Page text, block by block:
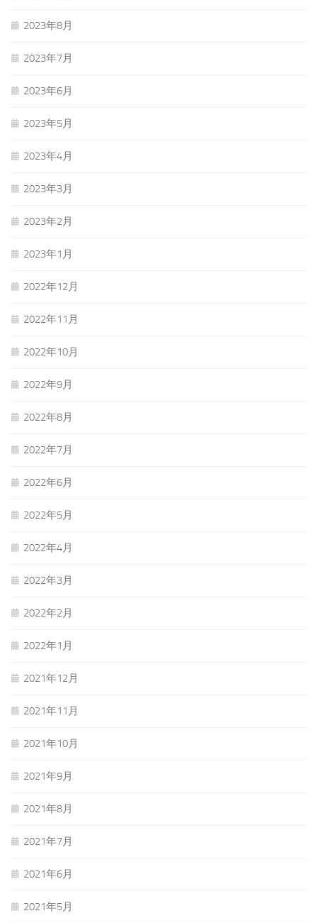
2023年8月
2023年7月
2023年6月
2023年5月
2023年4月
2023年3月
2023年2月
2023年1月
2022年12月
2022年11月
2022年10月
2022年9月
2022年8月
2022年7月
2022年6月
2022年5月
2022年4月
2022年3月
2022年2月
2022年1月
2021年12月
2021年11月
2021年10月
2021年9月
2021年8月
2021年7月
2021年6月
2021年5月